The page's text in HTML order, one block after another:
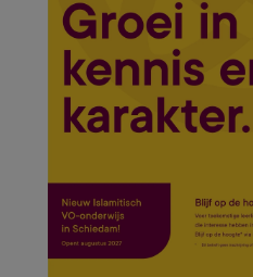
Çerez Politikası